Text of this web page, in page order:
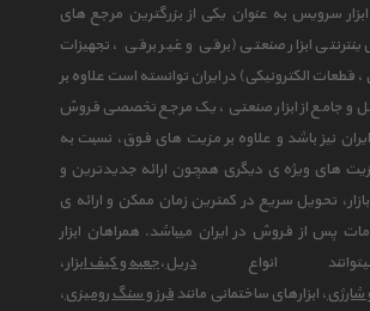
ابزار سرویس به عنوان یکی از بزرگترین مرجع های
ابزار صنعتی (برقی و غیر برقی ، تجهیزات
قطعات الکترونیکی) در ایران توانسته است علاوه بر
و جامع از ابزار صنعتی ، یک مرجع تخصصی فروش
ایران نیز باشد و علاوه بر مزیت های فوق، نسبت به
های ویژه ی دیگری همچون ارائه جدیدترین و
تحویل سریع در کمترین زمان ممکن و ارائه ی
پس از فروش در ایران میباشد. همراهان ابزار
انواع دریل،جعبه و کیف ابزار،
شارژی، ابزارهای ساختمانی مانند فرز و سنگ رومیزی،